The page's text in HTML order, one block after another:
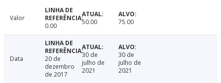
Valor
0.00
50.00 75.00
Data
20 de
dezembro
de 2017
30 de
julho de
2021
30 de
julho de
2021